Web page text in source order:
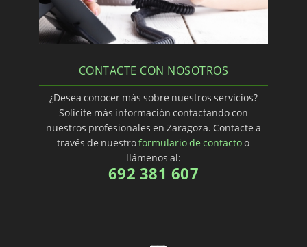
CONTACTE CON NOSOTROS
¿Desea conocer más sobre nuestros servicios?
Solicite más información contactando con
nuestros profesionales en Zaragoza. Contacte a
través de nuestroformulario de contactoo
llámenos al:
692 381 607